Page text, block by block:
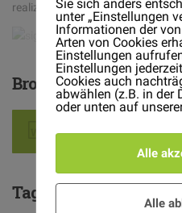
realization on your property
Brochures
Download .DOC File
Tag Cloud
Sie sich anders
unter „Einstellungen
Informationen der
Arten von Cookies
Einstellungen
Einstellungen
Cookies auch
abwählen (z.B. in der
oder unten auf
Alle
Alle